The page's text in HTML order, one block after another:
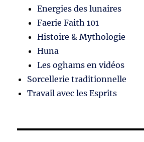
Energies des lunaires
Faerie Faith 101
Histoire & Mythologie
Huna
Les oghams en vidéos
Sorcellerie traditionnelle
Travail avec les Esprits